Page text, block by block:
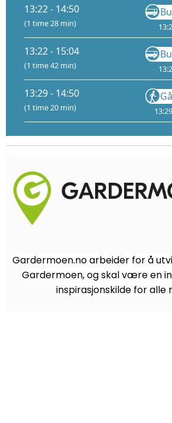
13:22 - 14:50
(1 time 28 min)
13:22 - 15:04
(1 time 42 min)
13:29 - 14:50
(1 time 20 min)
Gå
13:29
Gardermoen.no arbeider for å
Gardermoen, og skal være en
inspirasjonskilde for alle